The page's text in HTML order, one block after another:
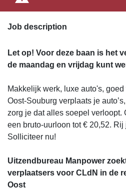
Job description
Let op! Voor deze baan is het
de maandag en vrijdag kunt
Makkelijk werk, luxe auto's,
Oost-Souburg verplaats je
zorg je dat alles soepel verloopt.
een bruto-uurloon tot € 20,52.
Solliciteer nu!
Uitzendbureau Manpower
verplaatsers voor CLdN in de
Oost